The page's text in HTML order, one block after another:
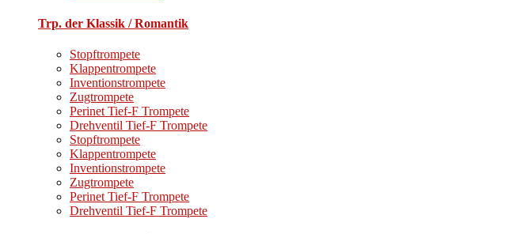
Trp. der Klassik / Romantik
Stopftrompete
Klappentrompete
Inventionstrompete
Zugtrompete
Perinet Tief-F Trompete
Drehventil Tief-F Trompete
Stopftrompete
Klappentrompete
Inventionstrompete
Zugtrompete
Perinet Tief-F Trompete
Drehventil Tief-F Trompete